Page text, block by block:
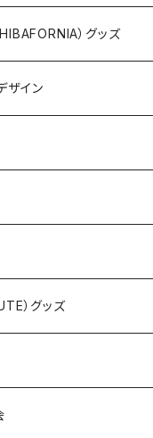
グッズ
ー
ズコラボ
ー
）グッズ
ザイン
）グッズ